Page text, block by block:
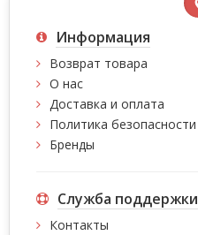
Информация
Возврат товара
О нас
Доставка и оплата
Политика безопасности
Бренды
Служба поддержки
Контакты